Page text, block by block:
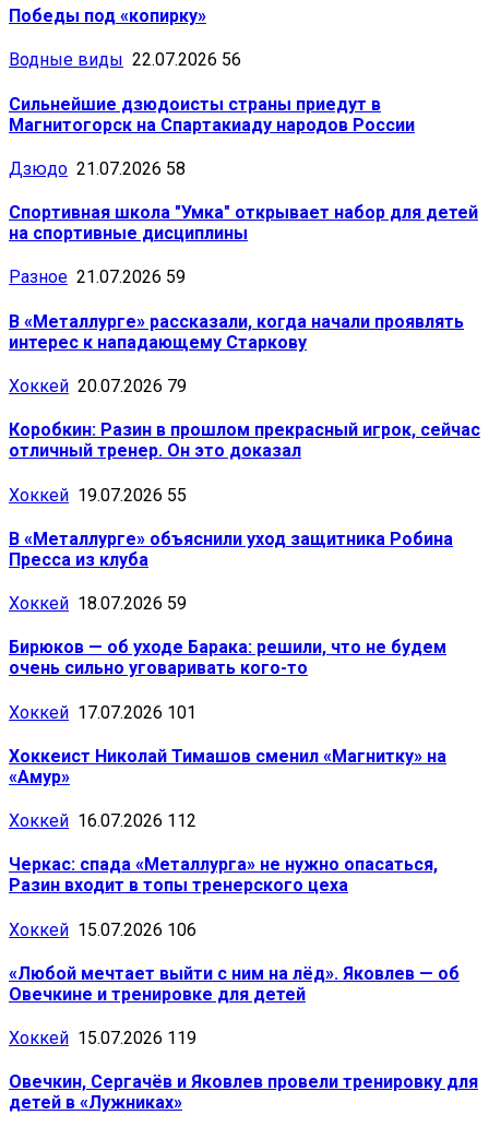
Победы под «копирку»
Водные виды 22.07.2026 56
Сильнейшие дзюдоисты страны приедут в
Магнитогорск на Спартакиаду народов России
Дзюдо 21.07.2026 58
Спортивная школа "Умка" открывает набор для детей
на спортивные дисциплины
Разное 21.07.2026 59
В «Металлурге» рассказали, когда начали проявлять
интерес к нападающему Старкову
Хоккей 20.07.2026 79
Коробкин: Разин в прошлом прекрасный игрок, сейчас
отличный тренер. Он это доказал
Хоккей 19.07.2026 55
В «Металлурге» объяснили уход защитника Робина
Пресса из клуба
Хоккей 18.07.2026 59
Бирюков — об уходе Барака: решили, что не будем
очень сильно уговаривать кого-то
Хоккей 17.07.2026 101
Хоккеист Николай Тимашов сменил «Магнитку» на
«Амур»
Хоккей 16.07.2026 112
Черкас: спада «Металлурга» не нужно опасаться,
Разин входит в топы тренерского цеха
Хоккей 15.07.2026 106
«Любой мечтает выйти с ним на лёд». Яковлев — об
Овечкине и тренировке для детей
Хоккей 15.07.2026 119
Овечкин, Сергачёв и Яковлев провели тренировку для
детей в «Лужниках»